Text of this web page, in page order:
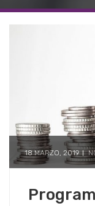
18 MARZO, 2019